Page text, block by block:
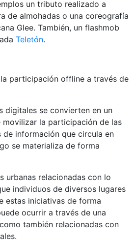
un tributo realizado a
de almohadas o una coreografía
Glee. También, un flashmob
Teletón.
participación offline a través de
digitales se convierten en un
movilizar la participación de las
de información que circula en
se materializa de forma
urbanas relacionadas con lo
individuos de diversos lugares
estas iniciativas de forma
ocurrir a través de una
también relacionadas con